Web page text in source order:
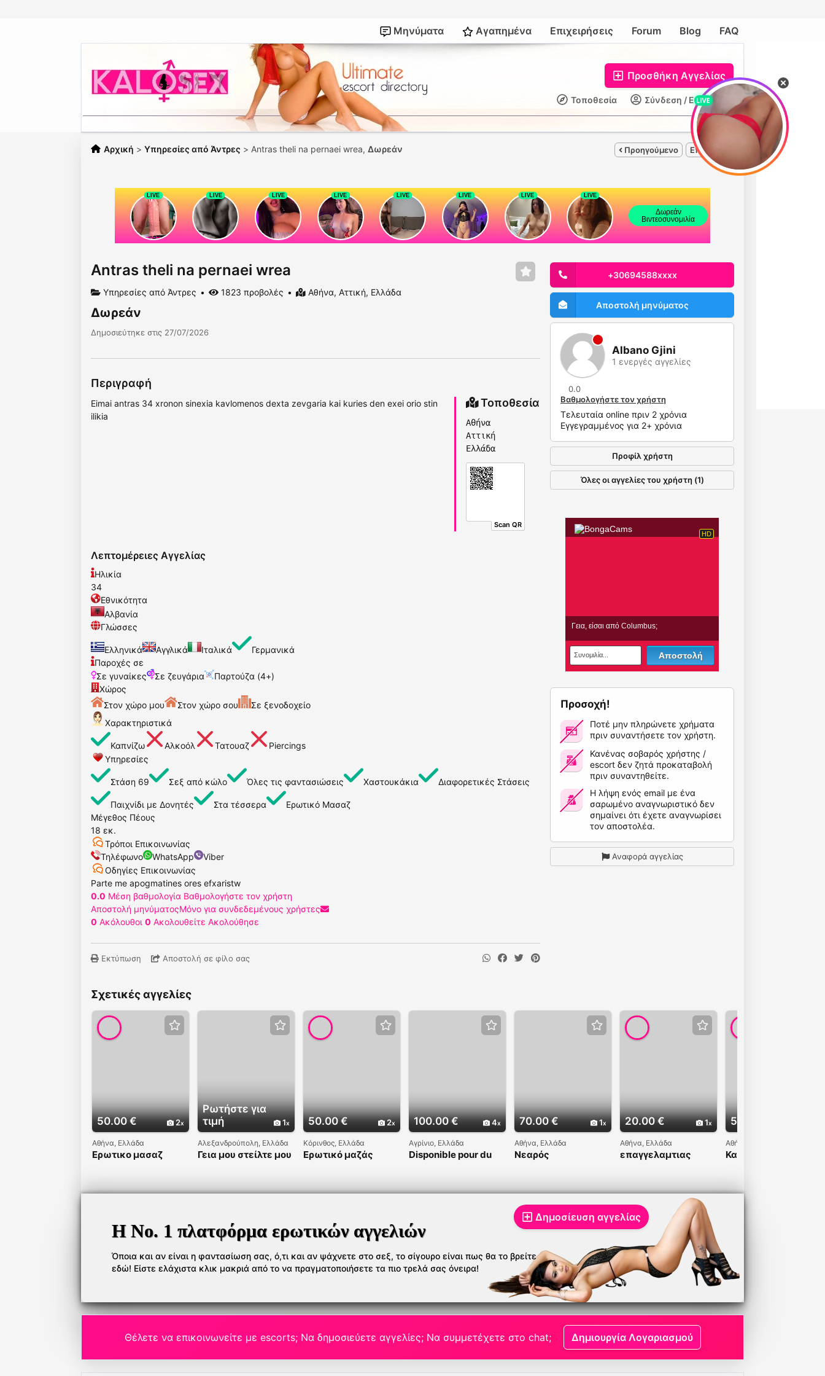
Μηνύματα Αγαπημένα Επιχειρήσεις Forum Blog FAQ
Προσθήκη Αγγελίας
Σύνδεση / Εγγραφή
Τοποθεσία
Αρχική > Υπηρεσίες από Άντρες > Antras theli na pernaei wrea, Δωρεάν Προηγούμενο Επόμενο
Antras theli na pernaei wrea
Υπηρεσίες από Άντρες 1823 προβολές Αθήνα, Αττική, Ελλάδα
Δωρεάν
Δημοσιεύτηκε στις 27/07/2026
Περιγραφή
Τοποθεσία
Αθήνα
Αττική
Ελλάδα
Scan QR
Eimai antras 34 xronon sinexia kavlomenos dexta zevgaria kai kuries den exei orio stin
ilikia
Λεπτομέρειες Αγγελίας
Ηλικία
34
Εθνικότητα
Αλβανία
Γλώσσες
Ελληνικά Αγγλικά Ιταλικά
Γερμανικά
Παροχές σε
Σε γυναίκες
Σε ζευγάρια
Παρτούζα (4+)
Χώρος
Στον χώρο μου
Στον χώρο σου
Σε ξενοδοχείο
Χαρακτηριστικά
Καπνίζω Αλκοόλ Τατουαζ
Piercings
Υπηρεσίες
Στάση 69 Σεξ από κώλο Όλες τις φαντασιώσεις Χαστουκάκια Διαφορετικές Στάσεις
Παιχνίδι με Δονητές Στα τέσσερα
Ερωτικό Μασαζ
Μέγεθος Πέους
18 εκ.
Τρόποι Επικοινωνίας
Τηλέφωνο
WhatsApp
Viber
Οδηγίες Επικοινωνίας
Parte me apogmatines ores efxaristw
0.0 Μέση βαθμολογία Βαθμολογήστε τον χρήστη
Αποστολή μηνύματοςΜόνο για συνδεδεμένους χρήστες
0 Ακόλουθοι 0 Ακολουθείτε Ακολούθησε
Εκτύπωση Αποστολή σε φίλο σας
+30694588xxxx
Αποστολή μηνύματος
Albano Gjini
1 ενεργές αγγελίες
0.0
Βαθμολογήστε τον χρήστη
Τελευταία online πριν 2 χρόνια
Εγγεγραμμένος για 2+ χρόνια
Προφίλ χρήστη
Όλες οι αγγελίες του χρήστη (1)
Προσοχή!
Ποτέ μην πληρώνετε χρήματα
πριν συναντήσετε τον χρήστη.
Κανένας σοβαρός χρήστης /
escort δεν ζητά προκαταβολή
πριν συναντηθείτε.
Η λήψη ενός email με ένα
σαρωμένο αναγνωριστικό δεν
σημαίνει ότι έχετε αναγνωρίσει
τον αποστολέα.
Αναφορά αγγελίας
Σχετικές αγγελίες
50.00 € 2
Αθήνα, Ελλάδα
Ερωτικο μασαζ
Ρωτήστε για
τιμή
1
Αλεξανδρούπολη, Ελλάδα
Γεια μου στείλτε μου
50.00 € 2
Κόρινθος, Ελλάδα
Ερωτικό μαζάς
100.00 € 4
Αγρίνιο, Ελλάδα
Disponible pour du
70.00 € 1
Αθήνα, Ελλάδα
Νεαρός
20.00 € 1
Αθήνα, Ελλάδα
επαγγελαμτιας
50.00 €
Αθήνα, Ελλάδα
Καυλιάρα
Η Νο. 1 πλατφόρμα ερωτικών αγγελιών
Όποια και αν είναι η φαντασίωση σας, ό,τι και αν ψάχνετε στο σεξ, το σίγουρο είναι πως θα το βρείτε
εδώ! Είστε ελάχιστα κλικ μακριά από το να πραγματοποιήσετε τα πιο τρελά σας όνειρα!
Δημοσίευση αγγελίας
Θέλετε να επικοινωνείτε με escorts; Να δημοσιεύετε αγγελίες; Να συμμετέχετε στο chat; Δημιουργία Λογαριασμού